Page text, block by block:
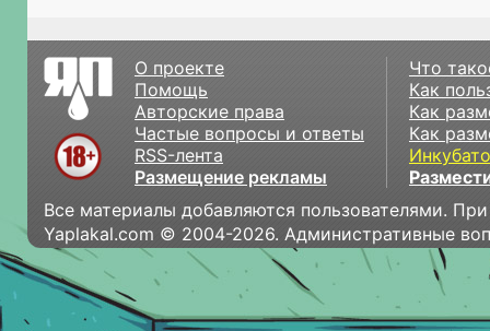
О проекте
Помощь
Авторские права
Частые вопросы и ответы
RSS-лента
Размещение рекламы
Что
Как
Как
Как
Все материалы добавляются пользователями.
Yaplakal.com © 2004-2026. Административные